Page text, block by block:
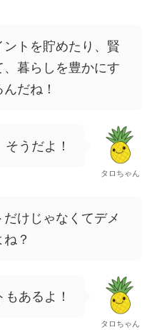
トを貯めたり、賢
、暮らしを豊かにす
だね！
そうだよ！
タロちゃん
けじゃなくてデメ
？
あるよ！
タロちゃん